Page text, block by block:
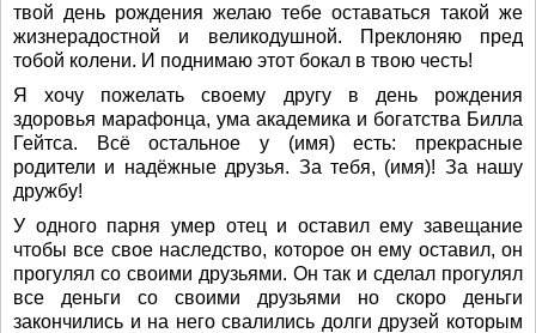
твой день рождения желаю тебе оставаться такой же
жизнерадостной и великодушной. Преклоняю пред
тобой колени. И поднимаю этот бокал в твою честь!
Я хочу пожелать своему другу в день рождения
здоровья марафонца, ума академика и богатства Билла
Гейтса. Всё остальное у (имя) есть: прекрасные
родители и надёжные друзья. За тебя, (имя)! За нашу
дружбу!
У одного парня умер отец и оставил ему завещание
чтобы все свое наследство, которое он ему оставил, он
прогулял со своими друзьями. Он так и сделал прогулял
все деньги со своими друзьями но скоро деньги
закончились и на него свалились долги друзей которым